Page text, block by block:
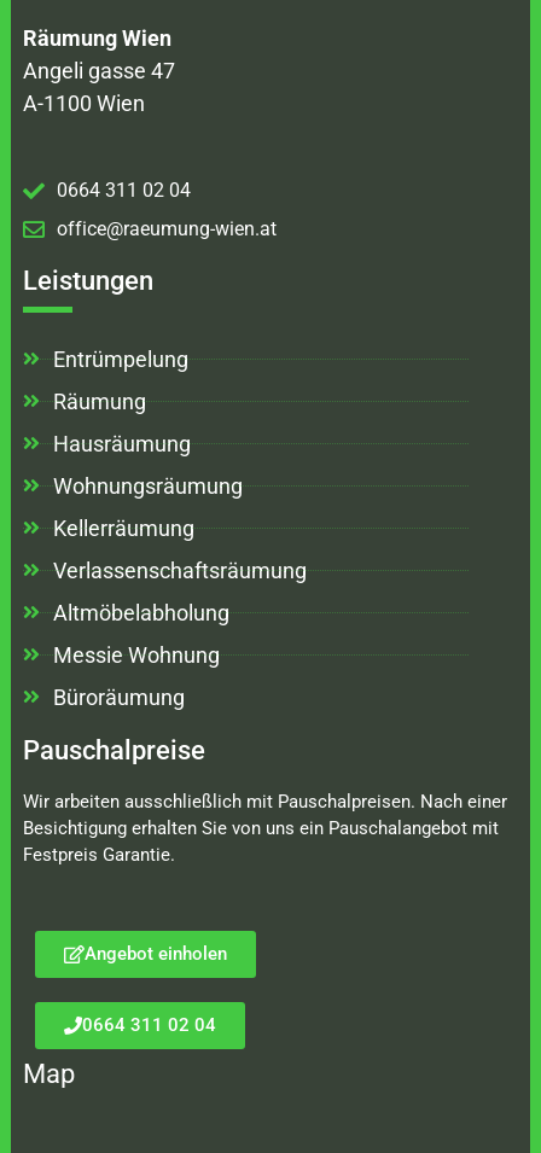
Räumung Wien
Angeli gasse 47
A-1100 Wien
0664 311 02 04
office@raeumung-wien.at
Leistungen
Entrümpelung
Räumung
Hausräumung
Wohnungsräumung
Kellerräumung
Verlassenschaftsräumung
Altmöbelabholung
Messie Wohnung
Büroräumung
Pauschalpreise
Wir arbeiten ausschließlich mit Pauschalpreisen. Nach einer
Besichtigung erhalten Sie von uns ein Pauschalangebot mit
Festpreis Garantie.
Angebot einholen
0664 311 02 04
Map